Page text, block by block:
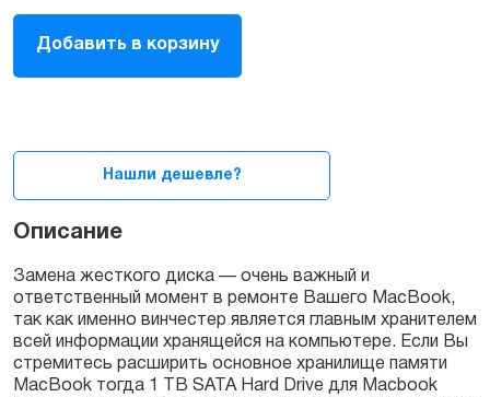
1
TB
SATA
quantity
Добавить в корзину
Нашли дешевле?
Описание
Замена жесткого диска — очень важный и
ответственный момент в ремонте Вашего MacBook,
так как именно винчестер является главным хранителем
всей информации хранящейся на компьютере. Если Вы
стремитесь расширить основное хранилище памяти
MacBook тогда 1 TB SATA Hard Drive для Macbook